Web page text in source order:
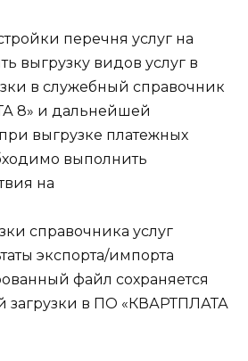
перечня услуг на
выгрузку видов услуг в
в служебный справочник
8» и дальнейшей
выгрузке платежных
выполнить
на
справочника услуг
экспорта/импорта
файл сохраняется
загрузки в ПО «КВАРТПЛАТА